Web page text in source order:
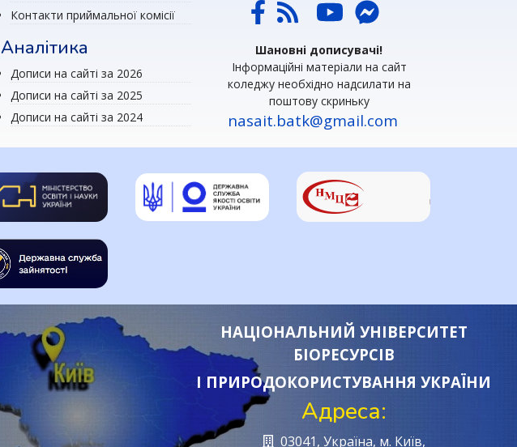
Контакти приймальної комісії
Аналітика
Дописи на сайті за 2026
Дописи на сайті за 2025
Дописи на сайті за 2024
Шановні дописувачі!
Інформаційні матеріали на сайт
коледжу необхідно надсилати на
поштову скриньку
nasait.batk@gmail.com
НАЦІОНАЛЬНИЙ УНІВЕРСИТЕТ
БІОРЕСУРСІВ
І ПРИРОДОКОРИСТУВАННЯ УКРАЇНИ
Адреса:
03041, Україна, м. Київ,